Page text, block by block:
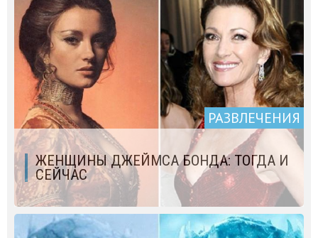
РАЗВЛЕЧЕНИЯ
ЖЕНЩИНЫ ДЖЕЙМСА БОНДА: ТОГДА И
СЕЙЧАС